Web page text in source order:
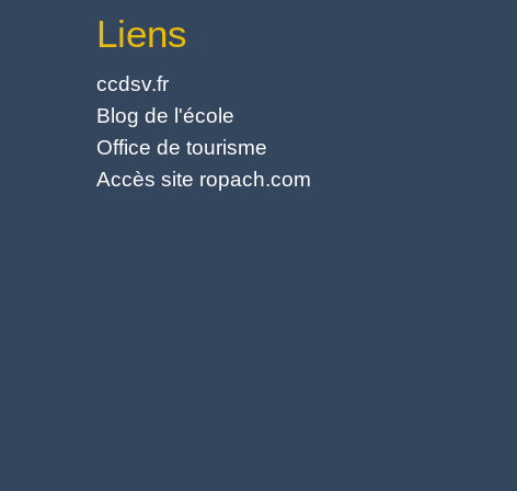
Liens
ccdsv.fr
Blog de l'école
Office de tourisme
Accès site ropach.com